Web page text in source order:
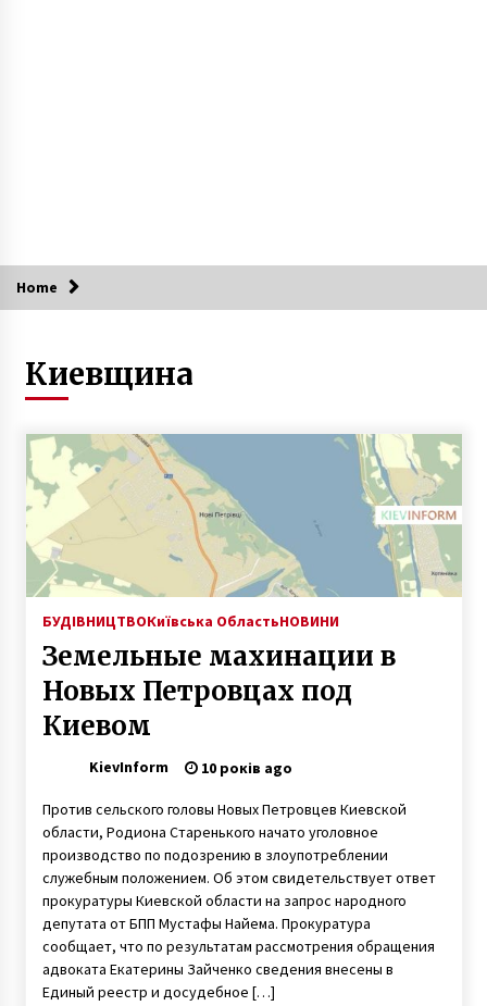
вікна 5 новонароджених цуценят
Кличко розповів про причини підтоплення
Києва під час злив
6 років ago
О пробках, метро и о совке
8 років ago
В Києві 8 пляжів отримали відзнаку
“Блакитний прапор”
7 років ago
Православну церкву України
У Києві відкриють мурал із зображенням
Петлюри
7 років ago
Революція на граніті. Як відбувався перший
Майдан у Києві
6 років ago
Home
Киевщина
БУДІВНИЦТВОКиївська ОбластьНОВИНИ
Земельные махинации в
Новых Петровцах под
Киевом
KievInform 10 років ago
Против сельского головы Новых Петровцев Киевской
области, Родиона Старенького начато уголовное
производство по подозрению в злоупотреблении
служебным положением. Об этом свидетельствует ответ
прокуратуры Киевской области на запрос народного
депутата от БПП Мустафы Найема. Прокуратура
сообщает, что по результатам рассмотрения обращения
адвоката Екатерины Зайченко сведения внесены в
Единый реестр и досудебное […]